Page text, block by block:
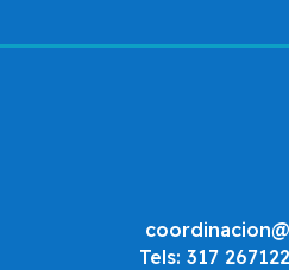
Tels: 317